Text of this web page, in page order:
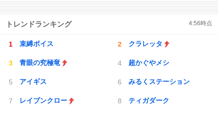
トレンドランキング 4:56時点
束縛ボイス クラレッタ
青眼の究極竜 超かぐやメシ
アイギス みるくステーション
レイブンクロー ティガダーク